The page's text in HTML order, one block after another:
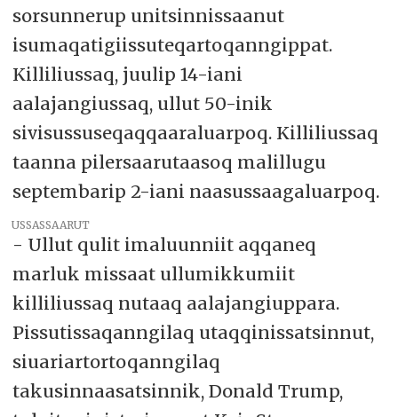
sorsunnerup unitsinnissaanut
isumaqatigiissuteqartoqanngippat.
Killiliussaq, juulip 14-iani
aalajangiussaq, ullut 50-inik
sivisussuseqaqqaaraluarpoq. Killiliussaq
taanna pilersaarutaasoq malillugu
septembarip 2-iani naasussaagaluarpoq.
USSASSAARUT
- Ullut qulit imaluunniit aqqaneq
marluk missaat ullumikkumiit
killiliussaq nutaaq aalajangiuppara.
Pissutissaqanngilaq utaqqinissatsinnut,
siuariartortoqanngilaq
takusinnaasatsinnik, Donald Trump,